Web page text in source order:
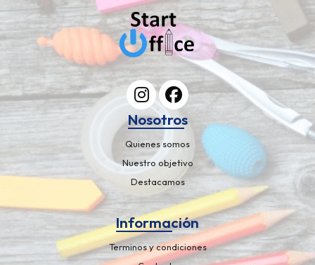
Nosotros
Quienes somos
Nuestro objetivo
Destacamos
Información
Terminos y condiciones